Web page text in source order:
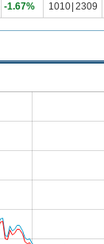
-1.67% 1010 2309